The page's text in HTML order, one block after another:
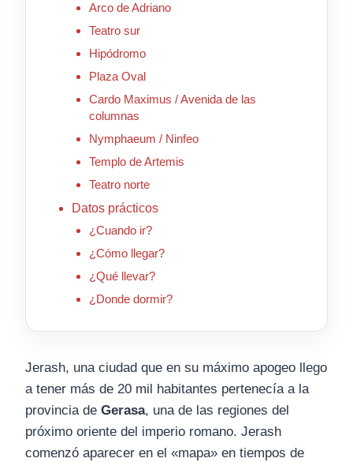
Arco de Adriano
Teatro sur
Hipódromo
Plaza Oval
Cardo Maximus / Avenida de las
columnas
Nymphaeum / Ninfeo
Templo de Artemis
Teatro norte
Datos prácticos
¿Cuando ir?
¿Cómo llegar?
¿Qué llevar?
¿Donde dormir?
Jerash, una ciudad que en su máximo apogeo llego
a tener más de 20 mil habitantes pertenecía a la
provincia de Gerasa, una de las regiones del
próximo oriente del imperio romano. Jerash
comenzó aparecer en el «mapa» en tiempos de